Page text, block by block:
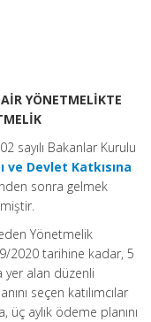
YÖNETMELİKTE
sayılı Bakanlar Kurulu
ve Devlet Katkısına
sonra gelmek
Yönetmelik
2020 tarihine kadar, 5
yer alan düzenli
seçen katılımcılar
aylık ödeme planını